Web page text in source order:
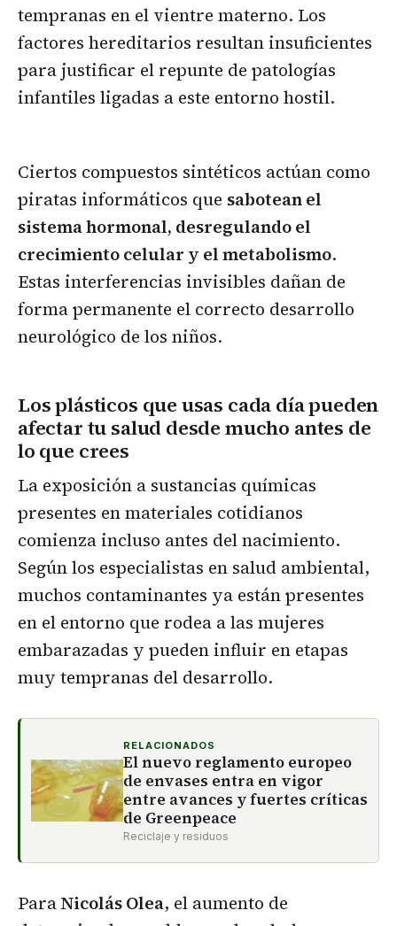
tempranas en el vientre materno. Los
factores hereditarios resultan insuficientes
para justificar el repunte de patologías
infantiles ligadas a este entorno hostil.
Ciertos compuestos sintéticos actúan como
piratas informáticos que sabotean el
sistema hormonal, desregulando el
crecimiento celular y el metabolismo.
Estas interferencias invisibles dañan de
forma permanente el correcto desarrollo
neurológico de los niños.
Los plásticos que usas cada día pueden
afectar tu salud desde mucho antes de
lo que crees
La exposición a sustancias químicas
presentes en materiales cotidianos
comienza incluso antes del nacimiento.
Según los especialistas en salud ambiental,
muchos contaminantes ya están presentes
en el entorno que rodea a las mujeres
embarazadas y pueden influir en etapas
muy tempranas del desarrollo.
RELACIONADOS
El nuevo reglamento europeo
de envases entra en vigor
entre avances y fuertes críticas
de Greenpeace
Reciclaje y residuos
ParaNicolás Olea, el aumento de